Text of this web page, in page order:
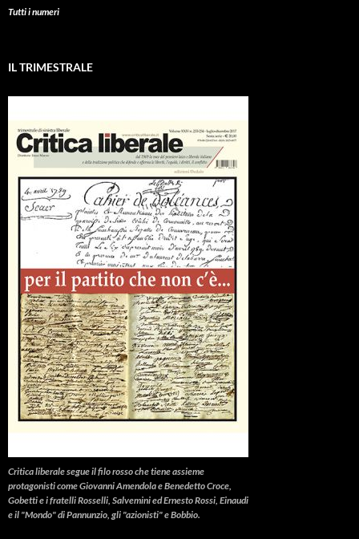
Tutti i numeri
IL TRIMESTRALE
Critica liberalesegue il filo rosso che tiene assieme
protagonisti come Giovanni Amendola e Benedetto Croce,
Gobetti e i fratelli Rosselli, Salvemini ed Ernesto Rossi, Einaudi
e il "Mondo" di Pannunzio, gli "azionisti" e Bobbio.